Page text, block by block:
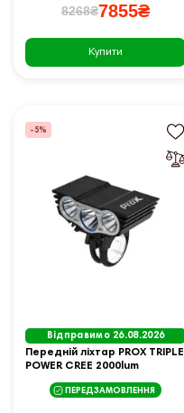
8268₴7855₴
Купити
-5%
Відправимо 26.08.2026
Передній ліхтар PROX TRIPLE
POWER CREE 2000lum
ПЕРЕДЗАМОВЛЕННЯ